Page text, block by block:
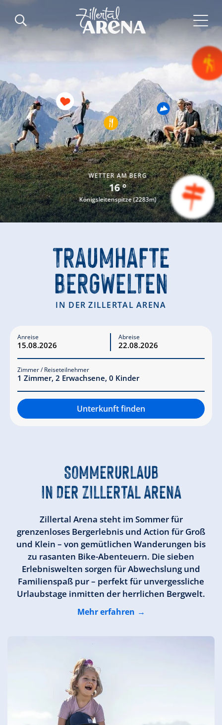
WETTER AM BERG
16 °
Königsleitenspitze (2283m)
TRAUMHAFTE
BERGWELTEN
IN DER ZILLERTAL ARENA
Anreise Abreise
Zimmer / Reiseteilnehmer
1 Zimmer, 2 Erwachsene, 0 Kinder
Unterkunft finden
SOMMERURLAUB
IN DER ZILLERTAL ARENA
Zillertal Arena steht im Sommer für
grenzenloses Bergerlebnis und Action für Groß
und Klein – von gemütlichen Wanderungen bis
zu rasanten Bike-Abenteuern. Die sieben
Erlebniswelten sorgen für Abwechslung und
Familienspaß pur – perfekt für unvergessliche
Urlaubstage inmitten der herrlichen Bergwelt.
Mehr erfahren